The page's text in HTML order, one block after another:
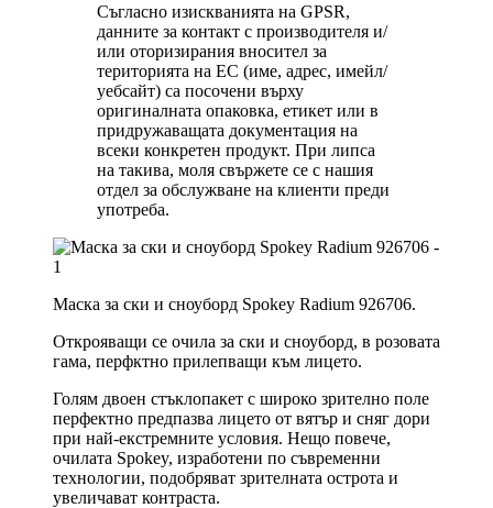
Съгласно изискванията на GPSR,
данните за контакт с производителя и/
или оторизирания вносител за
територията на ЕС (име, адрес, имейл/
уебсайт) са посочени върху
оригиналната опаковка, етикет или в
придружаващата документация на
всеки конкретен продукт. При липса
на такива, моля свържете се с нашия
отдел за обслужване на клиенти преди
употреба.
Маска за ски и сноуборд Spokey Radium 926706.
Открояващи се очила за ски и сноуборд, в розовата
гама, перфктно прилепващи към лицето.
Голям двоен стъклопакет с широко зрително поле
перфектно предпазва лицето от вятър и сняг дори
при най-екстремните условия. Нещо повече,
очилата Spokey, изработени по съвременни
технологии, подобряват зрителната острота и
увеличават контраста.